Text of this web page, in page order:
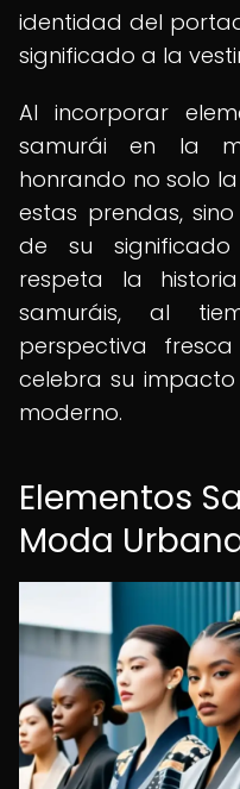
identidad del
significado a la
Al incorporar
samurái en la
honrando no solo
estas prendas,
de su
respeta la
samuráis, al
perspectiva
celebra su
moderno.
Elementos
Moda